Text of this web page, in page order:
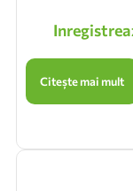
Citește mai mult